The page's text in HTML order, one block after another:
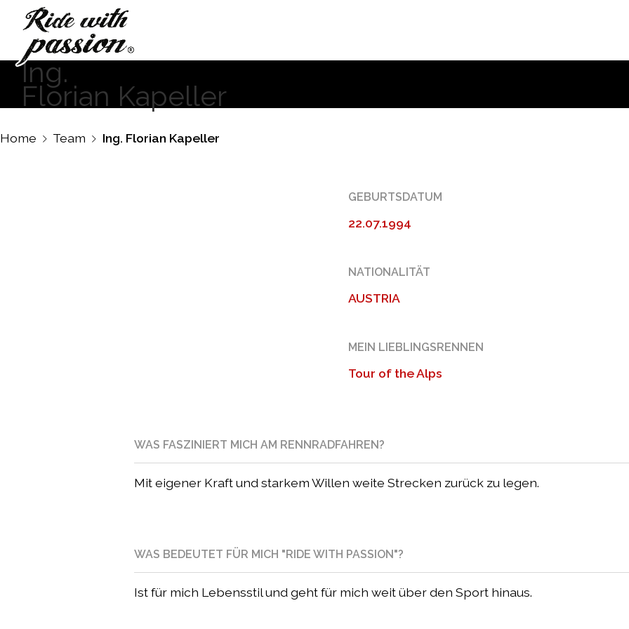
Ing.
Florian Kapeller
Home Team Ing. Florian Kapeller
GEBURTSDATUM
22.07.1994
NATIONALITÄT
AUSTRIA
MEIN LIEBLINGSRENNEN
Tour of the Alps
WAS FASZINIERT MICH AM RENNRADFAHREN?
Mit eigener Kraft und starkem Willen weite Strecken zurück zu legen.
WAS BEDEUTET FÜR MICH "RIDE WITH PASSION"?
Ist für mich Lebensstil und geht für mich weit über den Sport hinaus.